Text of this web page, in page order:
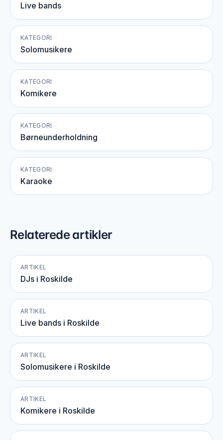
Live bands
KATEGORI
Solomusikere
KATEGORI
Komikere
KATEGORI
Børneunderholdning
KATEGORI
Karaoke
Relaterede artikler
ARTIKEL
DJs i Roskilde
ARTIKEL
Live bands i Roskilde
ARTIKEL
Solomusikere i Roskilde
ARTIKEL
Komikere i Roskilde